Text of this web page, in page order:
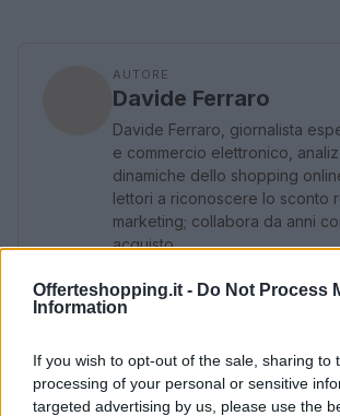
Offerteshopping.it - Do Not Process
Information
If you wish to opt-out of the sale, sharing to
processing of your personal or sensitive
targeted advertising by us, please use the
AUTORE
Davide Ferraro
Davide Ferraro, giornalista
e commercio elettronico,
dinamiche dello shopping
lettori a riconoscere lo sconto
marketing; collabora da anni
acquisto.